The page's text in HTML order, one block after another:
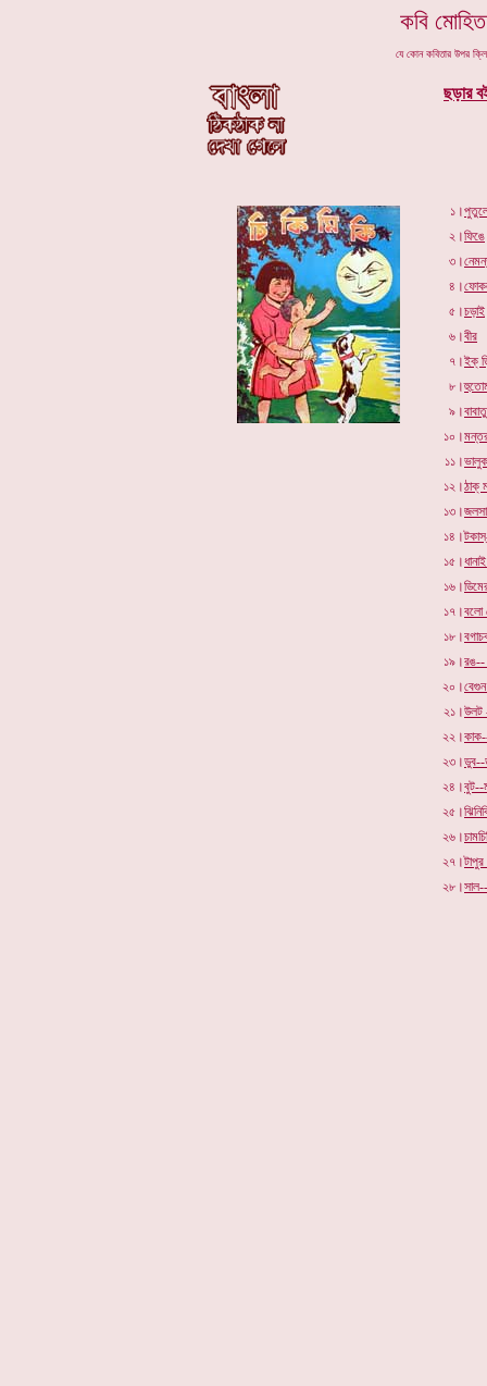
কবি
যে কোন কবিতার উপর
১।
২।
৩।
৪।
৫।
৬।
৭।
৮।
৯।
১০।
১১।
১২।
১৩।
১৪।
১৫।
১৬।
১৭।
১৮।
১৯।
২০।
২১।
২২।
২৩।
২৪।
২৫।
২৬।
২৭।
২৮।
ফিঙে
চড়াই
বীর
ইক্
ভালুক
ঠাক্
বলো
উলট
ডুব--
বুট--
ছড়ার